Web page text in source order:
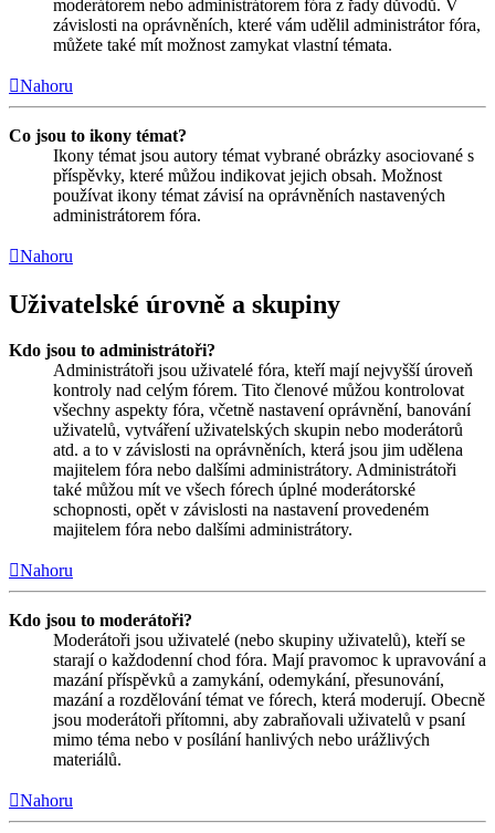
moderátorem nebo administrátorem fóra z řady důvodů. V
závislosti na oprávněních, které vám udělil administrátor fóra,
můžete také mít možnost zamykat vlastní témata.
Nahoru
Co jsou to ikony témat?
Ikony témat jsou autory témat vybrané obrázky asociované s
příspěvky, které můžou indikovat jejich obsah. Možnost
používat ikony témat závisí na oprávněních nastavených
administrátorem fóra.
Nahoru
Uživatelské úrovně a skupiny
Kdo jsou to administrátoři?
Administrátoři jsou uživatelé fóra, kteří mají nejvyšší úroveň
kontroly nad celým fórem. Tito členové můžou kontrolovat
všechny aspekty fóra, včetně nastavení oprávnění, banování
uživatelů, vytváření uživatelských skupin nebo moderátorů
atd. a to v závislosti na oprávněních, která jsou jim udělena
majitelem fóra nebo dalšími administrátory. Administrátoři
také můžou mít ve všech fórech úplné moderátorské
schopnosti, opět v závislosti na nastavení provedeném
majitelem fóra nebo dalšími administrátory.
Nahoru
Kdo jsou to moderátoři?
Moderátoři jsou uživatelé (nebo skupiny uživatelů), kteří se
starají o každodenní chod fóra. Mají pravomoc k upravování a
mazání příspěvků a zamykání, odemykání, přesunování,
mazání a rozdělování témat ve fórech, která moderují. Obecně
jsou moderátoři přítomni, aby zabraňovali uživatelů v psaní
mimo téma nebo v posílání hanlivých nebo urážlivých
materiálů.
Nahoru